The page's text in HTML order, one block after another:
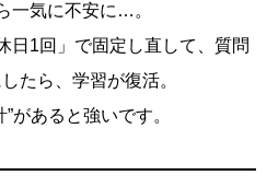
一気に不安に…。
日1回」で固定し直して、質問
たら、学習が復活。
があると強いです。